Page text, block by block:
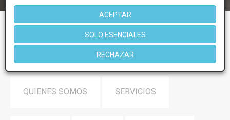
ACEPTAR
SOLO ESENCIALES
RECHAZAR
Clínicas de Estética
Clinicas Estetica Malaga
Rosa Delgado Estética
Opiniones
QUIENES SOMOS SERVICIOS